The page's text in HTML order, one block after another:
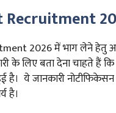
Recruitment
2026 में भाग लेने हेतु
के लिए बता देना चाहते हैं
है। ये जानकारी
है।